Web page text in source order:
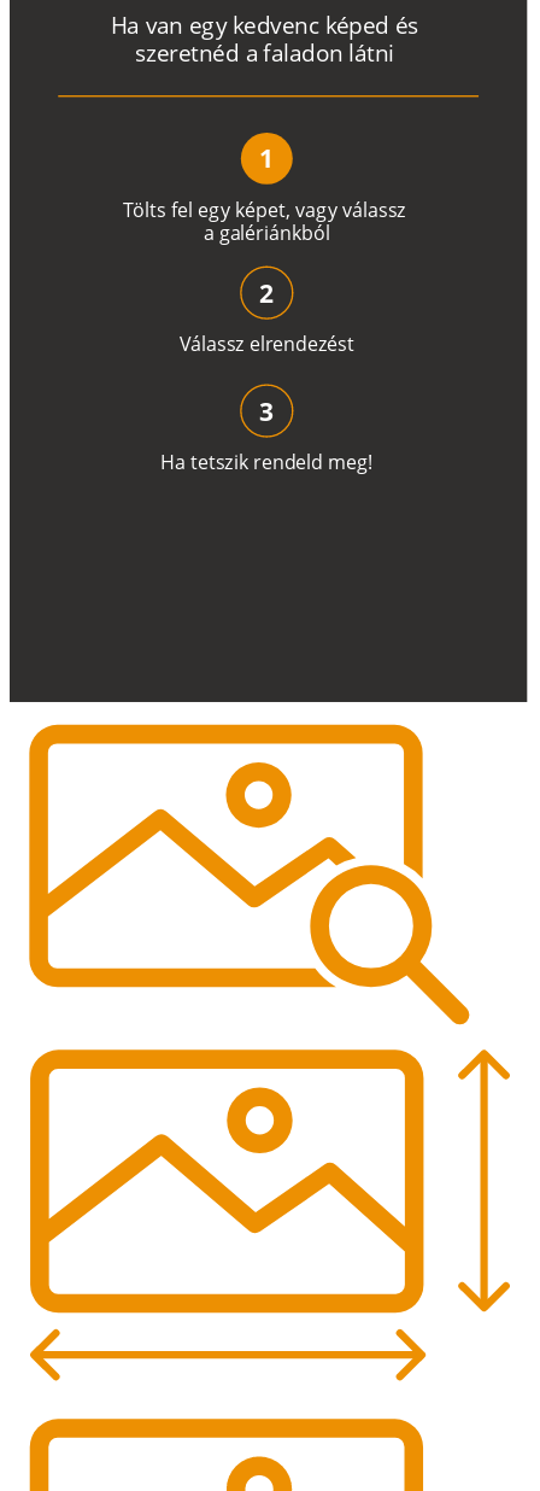
Tölts fel egy képet, vagyválassz
a galériánkból
Ha van egy kedvenc képed és
szeretnéd a faladon látni
1
Válassz elrendezést
2
Ha tetszik rendeld meg!
3